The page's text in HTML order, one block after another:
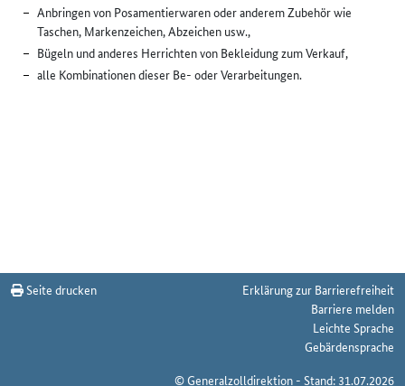
Anbringen von Posamentierwaren oder anderem Zubehör wie
Taschen, Markenzeichen, Abzeichen usw.,
Bügeln und anderes Herrichten von Bekleidung zum Verkauf,
alle Kombinationen dieser Be- oder Verarbeitungen.
Seite drucken
Erklärung zur Barrierefreiheit
Barriere melden
Leichte Sprache
Gebärdensprache
© Generalzolldirektion - Stand: 31.07.2026